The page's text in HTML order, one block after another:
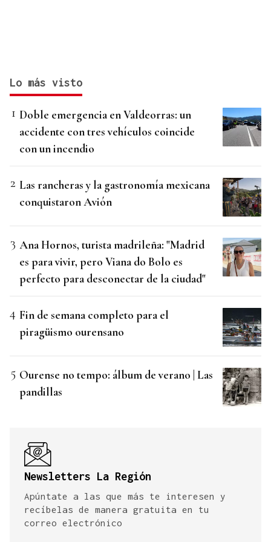
Lo más visto
Doble emergencia en Valdeorras: un
accidente con tres vehículos coincide
con un incendio
Las rancheras y la gastronomía mexicana
conquistaron Avión
Ana Hornos, turista madrileña: "Madrid
es para vivir, pero Viana do Bolo es
perfecto para desconectar de la ciudad"
Fin de semana completo para el
piragüismo ourensano
Ourense no tempo: álbum de verano | Las
pandillas
Newsletters La Región
Apúntate a las que más te interesen y
recíbelas de manera gratuita en tu
correo electrónico